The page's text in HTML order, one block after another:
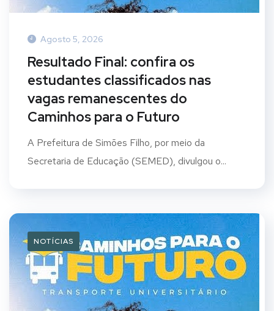
Agosto 5, 2026
Resultado Final: confira os
estudantes classificados nas
vagas remanescentes do
Caminhos para o Futuro
A Prefeitura de Simões Filho, por meio da
Secretaria de Educação (SEMED), divulgou o...
NOTÍCIAS